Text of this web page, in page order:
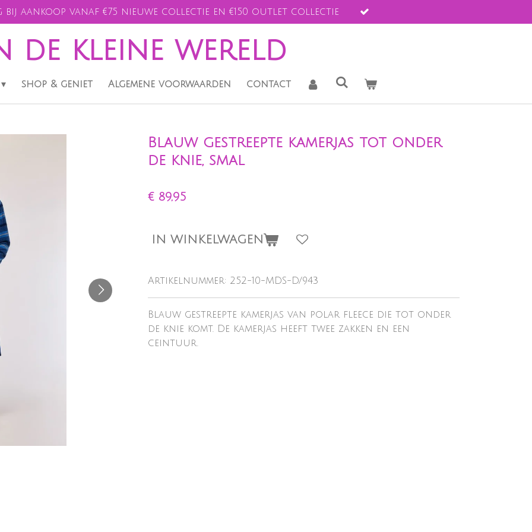
bij aankoop vanaf €75 nieuwe collectie en €150 outlet collectie
de kleine wereld
shop & geniet Algemene voorwaarden contact
Blauw gestreepte kamerjas tot onder
de knie, smal
€ 89,95
IN WINKELWAGEN
Artikelnummer: 252-10-MDS-D/943
Blauw gestreepte kamerjas van polar fleece die tot onder
de knie komt. De kamerjas heeft twee zakken en een
ceintuur.